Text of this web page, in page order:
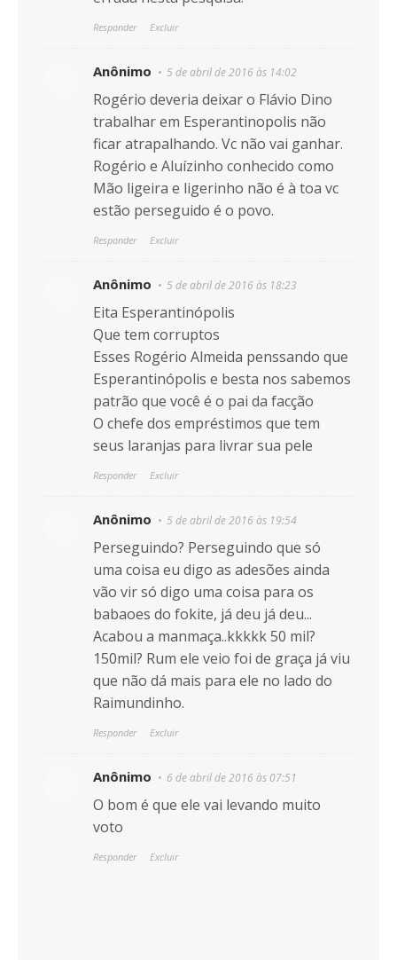
Responder Excluir
Anônimo 5 de abril de 2016 às 14:02
Rogério deveria deixar o Flávio Dino
trabalhar em Esperantinopolis não
ficar atrapalhando. Vc não vai ganhar.
Rogério e Aluízinho conhecido como
Mão ligeira e ligerinho não é à toa vc
estão perseguido é o povo.
Responder Excluir
Anônimo 5 de abril de 2016 às 18:23
Eita Esperantinópolis
Que tem corruptos
Esses Rogério Almeida penssando que
Esperantinópolis e besta nos sabemos
patrão que você é o pai da facção
O chefe dos empréstimos que tem
seus laranjas para livrar sua pele
Responder Excluir
Anônimo 5 de abril de 2016 às 19:54
Perseguindo? Perseguindo que só
uma coisa eu digo as adesões ainda
vão vir só digo uma coisa para os
babaoes do fokite, já deu já deu...
Acabou a manmaça..kkkkk 50 mil?
150mil? Rum ele veio foi de graça já viu
que não dá mais para ele no lado do
Raimundinho.
Responder Excluir
Anônimo 6 de abril de 2016 às 07:51
O bom é que ele vai levando muito
voto
Responder Excluir